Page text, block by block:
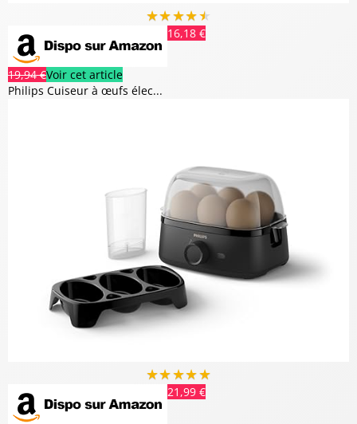
★★★★★
16,18 €
19,94 €Voir cet article
Philips Cuiseur à œufs élec...
★★★★★
21,99 €